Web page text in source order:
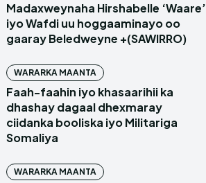
Madaxweynaha Hirshabelle ‘Waare’
iyo Wafdi uu hoggaaminayo oo
gaaray Beledweyne +(SAWIRRO)
WARARKA MAANTA
Faah-faahin iyo khasaarihii ka
dhashay dagaal dhexmaray
ciidanka booliska iyo Militariga
Somaliya
WARARKA MAANTA